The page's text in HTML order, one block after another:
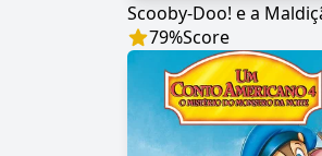
79%Score